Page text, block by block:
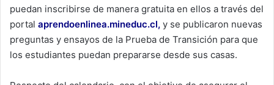
puedan inscribirse de manera gratuita en ellos a través del
portal aprendoenlinea.mineduc.cl, y se publicaron nuevas
preguntas y ensayos de la Prueba de Transición para que
los estudiantes puedan prepararse desde sus casas.